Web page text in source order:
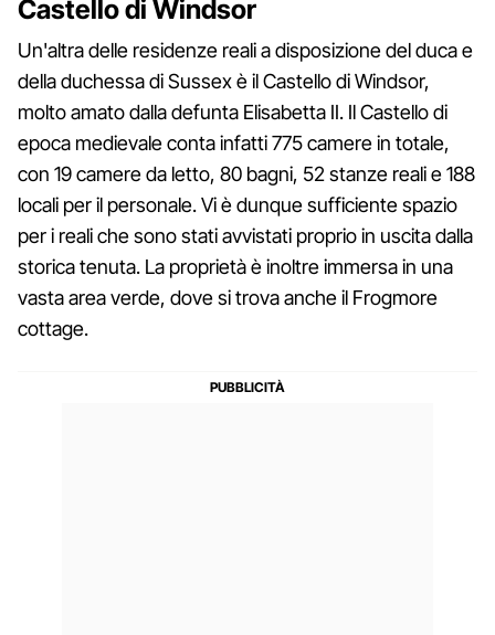
Castello di Windsor
Un'altra delle residenze reali a disposizione del duca e
della duchessa di Sussex è il Castello di Windsor,
molto amato dalla defunta Elisabetta II. Il Castello di
epoca medievale conta infatti 775 camere in totale,
con 19 camere da letto, 80 bagni, 52 stanze reali e 188
locali per il personale. Vi è dunque sufficiente spazio
per i reali che sono stati avvistati proprio in uscita dalla
storica tenuta. La proprietà è inoltre immersa in una
vasta area verde, dove si trova anche il Frogmore
cottage.